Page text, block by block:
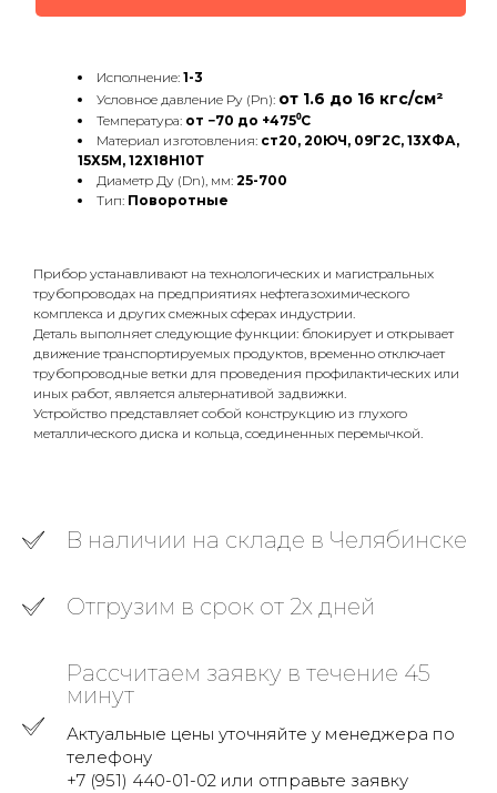
Исполнение: 1-3
Условное давление Ру (Рn): от 1.6 до 16 кгс/см²
Температура: от −70 до +475⁰C
Материал изготовления: ст20, 20ЮЧ, 09Г2С, 13ХФА,
15Х5М, 12Х18Н10Т
Диаметр Ду (Dn), мм: 25-700
Тип: Поворотные
Прибор устанавливают на технологических и магистральных
трубопроводах на предприятиях нефтегазохимического
комплекса и других смежных сферах индустрии.
Деталь выполняет следующие функции: блокирует и открывает
движение транспортируемых продуктов, временно отключает
трубопроводные ветки для проведения профилактических или
иных работ, является альтернативой задвижки.
Устройство представляет собой конструкцию из глухого
металлического диска и кольца, соединенных перемычкой.
В наличии на складе в Челябинске
Отгрузим в срок от 2х дней
Рассчитаем заявку в течение 45
минут
Актуальные цены уточняйте у менеджера по
телефону
+7 (951) 440-01-02 или отправьте заявку